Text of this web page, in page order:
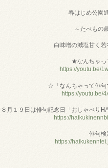
春はじめ公園
～たべもの
白味噌の減塩甘く若
★なんちゃっ
https://youtu.be/
☆「なんちゃって俳句
https://youtu.be/
月１９日は俳句記念日「おしゃべり
https://
俳句検
https://